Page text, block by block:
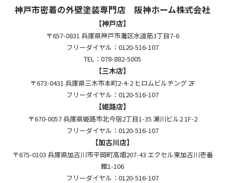
神戸市密着の外壁塗装専門店 阪神ホーム株式会社
【神戸店】
〒657-0831 兵庫県神戸市灘区水道筋3丁目7-6
フリーダイヤル：0120-516-107
TEL：078-882-5005
【三木店】
〒673-0431 兵庫県三木市本町2-4-2 ヒロムビルヂング 2F
フリーダイヤル：0120-516-107
【姫路店】
〒670-0057 兵庫県姫路市北今宿2丁目1-35 瀬川ビル2 1F-2
フリーダイヤル：0120-516-107
【加古川店】
〒675-0103 兵庫県加古川市平岡町高畑207-43 エクセル東加古川壱番
館1-106
フリーダイヤル：0120-516-107